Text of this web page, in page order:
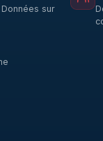
sur